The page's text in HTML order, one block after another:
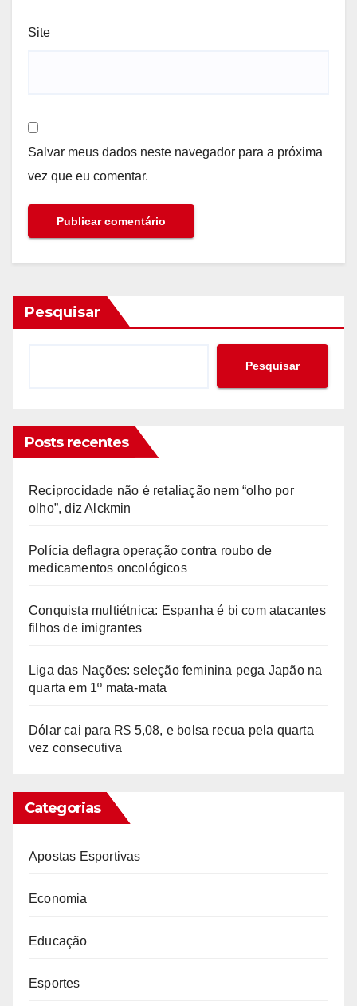
Site
Salvar meus dados neste navegador para a próxima
vez que eu comentar.
Pesquisar
Pesquisar
Posts recentes
Reciprocidade não é retaliação nem “olho por
olho”, diz Alckmin
Polícia deflagra operação contra roubo de
medicamentos oncológicos
Conquista multiétnica: Espanha é bi com atacantes
filhos de imigrantes
Liga das Nações: seleção feminina pega Japão na
quarta em 1º mata-mata
Dólar cai para R$ 5,08, e bolsa recua pela quarta
vez consecutiva
Categorias
Apostas Esportivas
Economia
Educação
Esportes